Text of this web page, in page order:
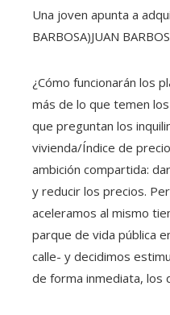
Una joven apunta a
BARBOSA)JUAN
¿Cómo funcionarán los
más de lo que temen
que preguntan los
vivienda/Índice de
ambición compartida:
y reducir los precios.
aceleramos al mismo
parque de vida pública
calle- y decidimos
de forma inmediata, los